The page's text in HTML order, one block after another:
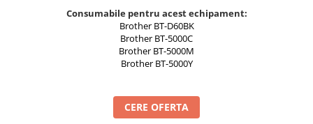
Role Brother DK
Role Termice și Riboane
Aparate de etichetat si imprimante
Consumabile pentru acest echipament:
Brother BT-D60BK
Brother BT-5000C
Brother BT-5000M
Brother BT-5000Y
CERE OFERTA